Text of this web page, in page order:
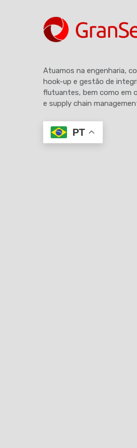
Atuamos na engenharia,
hook-up e gestão de
flutuantes, bem como em
e supply chain
PT